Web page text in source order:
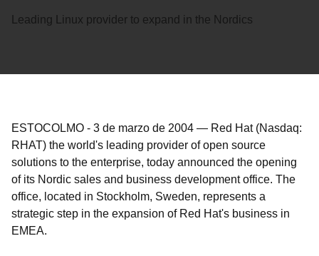
Leading Linux provider to expand in the Nordics
ESTOCOLMO - 3 de marzo de 2004 — Red Hat (Nasdaq:
RHAT) the world's leading provider of open source
solutions to the enterprise, today announced the opening
of its Nordic sales and business development office. The
office, located in Stockholm, Sweden, represents a
strategic step in the expansion of Red Hat's business in
EMEA.